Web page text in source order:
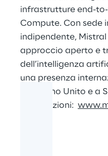
infrastrutture end-
Compute. Con sede
indipendente,
approccio aperto e
dell’intelligenza
una presenza
nel Regno Unito e a
informazioni: